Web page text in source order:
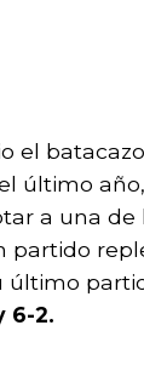
el
último
a una de
partido
último
6-2.